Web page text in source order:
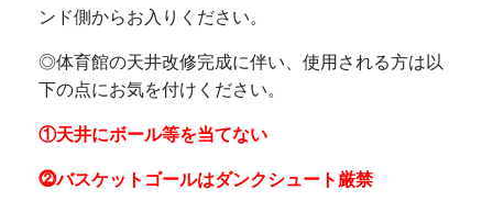
ンド側からお入りください。
◎体育館の天井改修完成に伴い、使用される方は以
下の点にお気を付けください。
①天井にボール等を当てない
⓶バスケットゴールはダンクシュート厳禁